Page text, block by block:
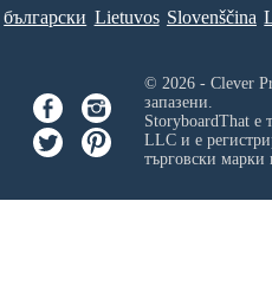
български Lietuvos Slovenščina
© 2026 - Clever
запазени.
StoryboardThat е
LLCи е
търговски